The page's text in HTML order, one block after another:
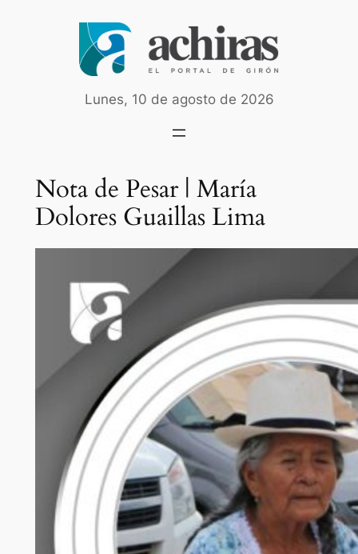
Lunes, 10 de agosto de 2026
Nota de Pesar | María
Dolores Guaillas Lima